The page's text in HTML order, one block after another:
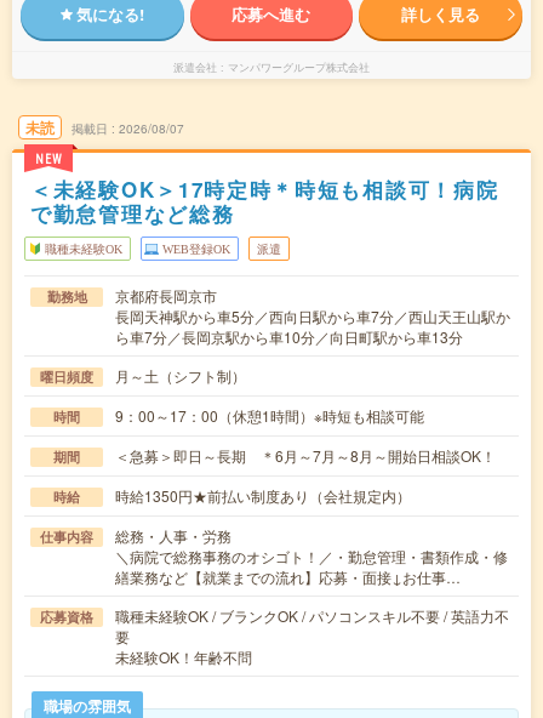
気になる! 応募へ進む 詳しく見る
派遣会社 マンパワーグループ株式会社
未読
NEW
掲載日 2026/08/07
＜未経験OK＞17時定時＊時短も相談可！病院
で勤怠管理など総務
職種未経験OK WEB登録OK 派遣
勤務地
京都府長岡京市
長岡天神駅から車5分／西向日駅から車7分／西山天王山駅か
ら車7分／長岡京駅から車10分／向日町駅から車13分
曜日頻度 月～土（シフト制）
時間 9：00～17：00（休憩1時間）※時短も相談可能
期間 ＜急募＞即日～長期 ＊6月～7月～8月～開始日相談OK！
時給 時給1350円★前払い制度あり（会社規定内）
仕事内容
総務・人事・労務
＼病院で総務事務のオシゴト！／・勤怠管理・書類作成・修
繕業務など【就業までの流れ】応募・面接↓お仕事…
応募資格
職種未経験OK / ブランクOK / パソコンスキル不要 / 英語力不
要
未経験OK！年齢不問
職場の雰囲気